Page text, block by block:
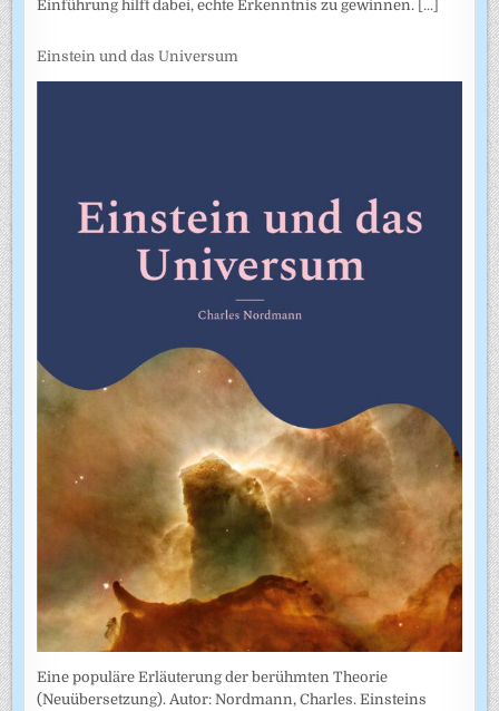
Einführung hilft dabei, echte Erkenntnis zu gewinnen. [...]
Einstein und das Universum
Eine populäre Erläuterung der berühmten Theorie
(Neuübersetzung). Autor: Nordmann, Charles. Einsteins